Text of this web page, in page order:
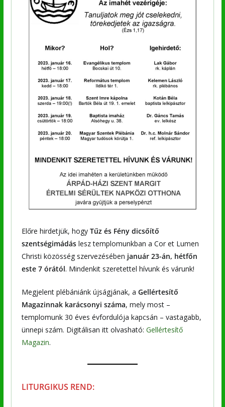
Előre hirdetjük, hogy Tűz és Fény dicsőítő
szentségimádáslesz templomunkban a Cor et Lumen
Christi közösség szervezésében január 23-án, hétfőn
este 7 órától. Mindenkit szeretettel hívunk és várunk!
Megjelent plébániánk újságjának, a Gellértesítő
Magazinnak karácsonyi száma, mely most –
templomunk 30 éves évfordulója kapcsán – vastagabb,
ünnepi szám. Digitálisan itt olvasható: Gellértesítő
Magazin.
LITURGIKUS REND: